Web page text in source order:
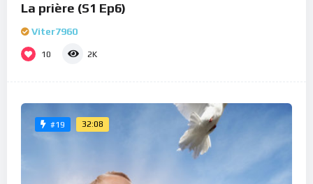
La prière (S1 Ep6)
Viter7960
10 2K
#19 32:08